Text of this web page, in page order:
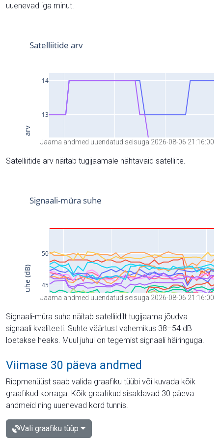
uuenevad iga minut.
Jaama andmed uuendatud seisuga 2026-08-06 21:16:00
Satelliitide arv näitab tugijaamale nähtavaid satelliite.
Jaama andmed uuendatud seisuga 2026-08-06 21:16:00
Signaali-müra suhe näitab satelliidilt tugijaama jõudva
signaali kvaliteeti. Suhte väärtust vahemikus 38–54 dB
loetakse heaks. Muul juhul on tegemist signaali häiringuga.
Viimase 30 päeva andmed
Rippmenüüst saab valida graafiku tüübi või kuvada kõik
graafikud korraga. Kõik graafikud sisaldavad 30 päeva
andmeid ning uuenevad kord tunnis.
Vali graafiku tüüp